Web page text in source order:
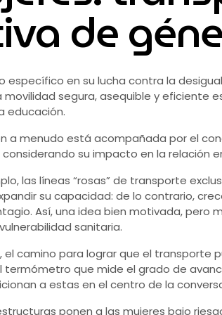
de
específico en su lucha contra la
movilidad segura, asequible y eficiente
educación.
a menudo está acompañada por el
su impacto en la relación
las líneas “rosas” de transporte
su capacidad: de lo contrario,
Así, una idea bien motivada, pero
sanitaria.
camino para lograr que el transporte
termómetro que mide el grado de
a estas en el centro de la
ponen a las mujeres bajo